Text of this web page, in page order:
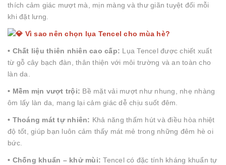
thích cảm giác mượt mà, mịn màng và thư giãn tuyệt đối mỗi
khi đặt lưng.
Vì sao nên chọn lụa Tencel cho mùa hè?
• Chất liệu thiên nhiên cao cấp: Lụa Tencel được chiết xuất
từ gỗ cây bạch đàn, thân thiện với môi trường và an toàn cho
làn da.
• Mềm mịn vượt trội: Bề mặt vải mượt như nhung, nhẹ nhàng
ôm lấy làn da, mang lại cảm giác dễ chịu suốt đêm.
• Thoáng mát tự nhiên: Khả năng thấm hút và điều hòa nhiệt
độ tốt, giúp bạn luôn cảm thấy mát mẻ trong những đêm hè oi
bức.
• Chống khuẩn – khử mùi:Tencel có đặc tính kháng khuẩn tự